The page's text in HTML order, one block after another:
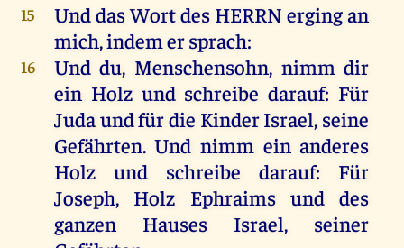
15 UnddasWortdes HERRN ergingan
mich,indemersprach:
16 Und du, Menschensohn, nimm dir
ein Holz und schreibe darauf: Für
Judaundfürdie KinderIsrael, seine
Gefährten.Und nimm ein anderes
Holz
und schreibe darauf: Für
Joseph, Holz Ephraims und des
ganzen
Hauses Israel, seiner